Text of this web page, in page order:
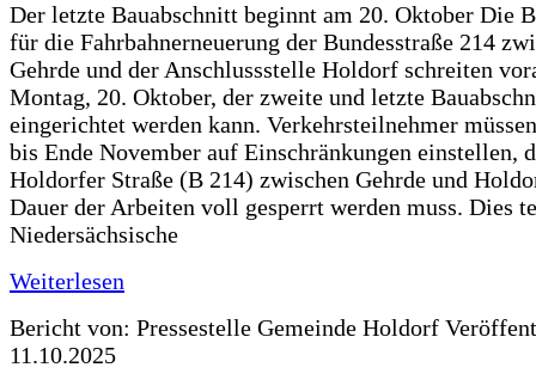
Der letzte Bauabschnitt beginnt am 20. Oktober Die
für die Fahrbahnerneuerung der Bundesstraße 214
Gehrde und der Anschlussstelle Holdorf schreiten
Montag, 20. Oktober, der zweite und letzte
eingerichtet werden kann. Verkehrsteilnehmer
bis Ende November auf Einschränkungen einstellen,
Holdorfer Straße (B 214) zwischen Gehrde und
Dauer der Arbeiten voll gesperrt werden muss. Dies
Niedersächsische
Weiterlesen
Bericht von: Pressestelle Gemeinde Holdorf
11.10.2025